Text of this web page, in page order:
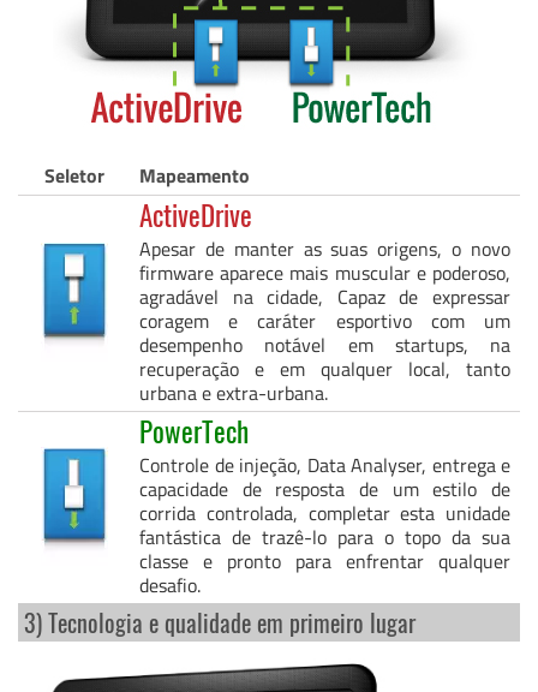
Seletor Mapeamento
ActiveDrive
Apesar de manter as suas origens, o novo
firmware aparece mais muscular e poderoso,
agradável na cidade, Capaz de expressar
coragem e caráter esportivo com um
desempenho notável em startups, na
recuperação e em qualquer local, tanto
urbana e extra-urbana.
PowerTech
Controle de injeção, Data Analyser, entrega e
capacidade de resposta de um estilo de
corrida controlada, completar esta unidade
fantástica de trazê-lo para o topo da sua
classe e pronto para enfrentar qualquer
desafio.
3) Tecnologia e qualidade em primeiro lugar